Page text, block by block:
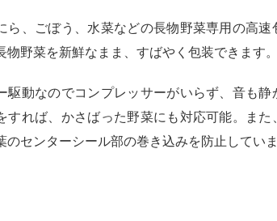
ら、ごぼう、水菜などの長物野菜専用の高
物野菜を新鮮なまま、すばやく包装できます。
駆動なのでコンプレッサーがいらず、音も
すれば、かさばった野菜にも対応可能。ま
のセンターシール部の巻き込みを防止していま